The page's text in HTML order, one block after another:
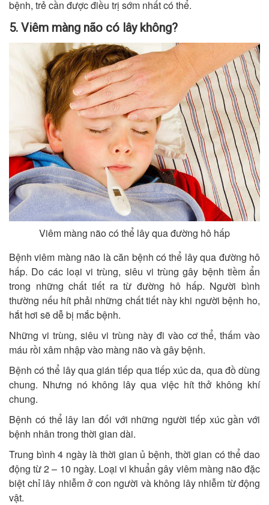
bệnh, trẻ cần được điều trị sớm nhất có thể.
5. Viêm màng não có lây không?
Viêm màng não có thể lây qua đường hô hấp
Bệnh viêm màng não là căn bệnh có thể lây qua đường hô
hấp. Do các loại vi trùng, siêu vi trùng gây bệnh tiềm ẩn
trong những chất tiết ra từ đường hô hấp. Người bình
thường nếu hít phải những chất tiết này khi người bệnh ho,
hắt hơi sẽ dễ bị mắc bệnh.
Những vi trùng, siêu vi trùng này đi vào cơ thể, thấm vào
máu rồi xâm nhập vào màng não và gây bệnh.
Bệnh có thể lây qua gián tiếp qua tiếp xúc da, qua đồ dùng
chung. Nhưng nó không lây qua việc hít thở không khí
chung.
Bệnh có thể lây lan đối với những người tiếp xúc gần với
bệnh nhân trong thời gian dài.
Trung bình 4 ngày là thời gian ủ bệnh, thời gian có thể dao
động từ 2 – 10 ngày. Loại vi khuẩn gây viêm màng não đặc
biệt chỉ lây nhiễm ở con người và không lây nhiễm từ động
vật.